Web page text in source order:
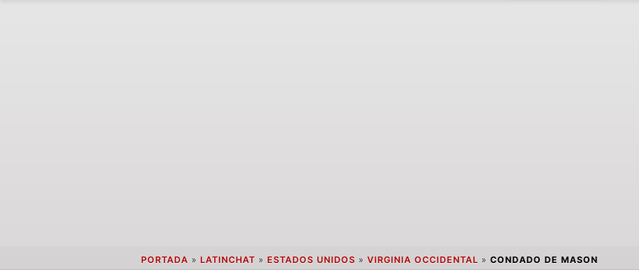
PORTADA » LATINCHAT » ESTADOS UNIDOS » VIRGINIA OCCIDENTAL » CONDADO DE MASON